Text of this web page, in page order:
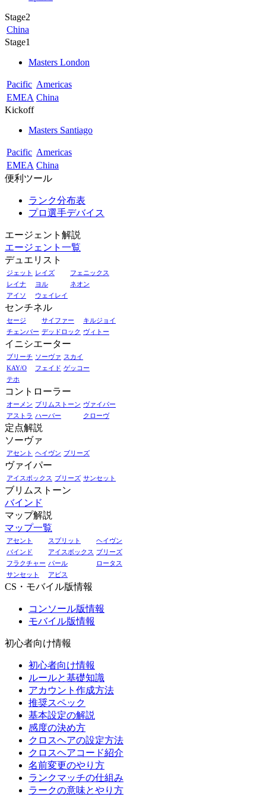
Stage2
China
Stage1
Masters London
Pacific Americas
EMEA China
Kickoff
Masters Santiago
Pacific Americas
EMEA China
便利ツール
ランク分布表
プロ選手デバイス
エージェント解説
エージェント一覧
デュエリスト
ジェット レイズ
フェニックス
レイナ
ヨル
ネオン
アイソ
ウェイレイ
センチネル
セージ サイファー
キルジョイ
チェンバー デッドロック ヴィトー
イニシエーター
ブリーチ ソーヴァ スカイ
KAY/O
フェイド ゲッコー
テホ
コントローラー
オーメン ブリムストーン ヴァイパー
アストラ ハーバー クローヴ
定点解説
ソーヴァ
アセント ヘイヴン ブリーズ
ヴァイパー
アイスボックス ブリーズ サンセット
ブリムストーン
バインド
マップ解説
マップ一覧
アセント スプリット
ヘイヴン
バインド
アイスボックス ブリーズ
フラクチャー パール
ロータス
サンセット
アビス
CS・モバイル版情報
コンソール版情報
モバイル版情報
初心者向け情報
初心者向け情報
ルールと基礎知識
アカウント作成方法
推奨スペック
基本設定の解説
感度の決め方
クロスヘアの設定方法
クロスヘアコード紹介
名前変更のやり方
ランクマッチの仕組み
ラークの意味とやり方